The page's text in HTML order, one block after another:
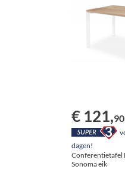
€ 121,90
dagen!
Conferentietafel
Sonoma eik
Praktisch